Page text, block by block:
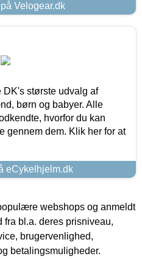
Velogear.dk
DK's største udvalg af
børn og babyer. Alle
hvorfor du kan
gennem dem. Klik her for at
eCykelhjelm.dk
webshops og anmeldt
fra bl.a. deres prisniveau,
brugervenlighed,
betalingsmuligheder.